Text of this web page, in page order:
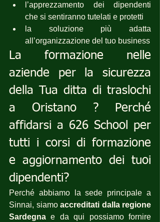
l’apprezzamento dei dipendenti
che si sentiranno tutelati e protetti
la soluzione più adatta
all’organizzazione del tuo business
La formazione nelle
aziende per la sicurezza
della Tua ditta di traslochi
a Oristano ? Perché
affidarsi a 626 School per
tutti i corsi di formazione
e aggiornamento dei tuoi
dipendenti?
Perché abbiamo la sede principale a
Sinnai, siamo accreditati dalla regione
Sardegna e da qui possiamo fornire